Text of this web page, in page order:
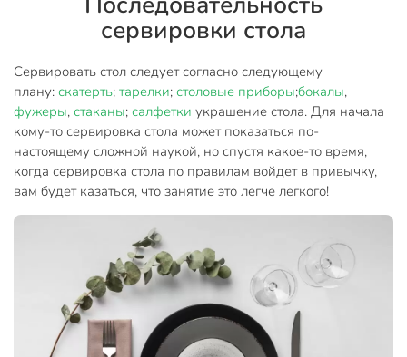
сервировки стола
Сервировать стол следует согласно следующему
плану: скатерть; тарелки; столовые приборы;бокалы,
фужеры, стаканы; салфетки украшение стола. Для начала
кому-то сервировка стола может показаться по-
настоящему сложной наукой, но спустя какое-то время,
когда сервировка стола по правилам войдет в привычку,
вам будет казаться, что занятие это легче легкого!